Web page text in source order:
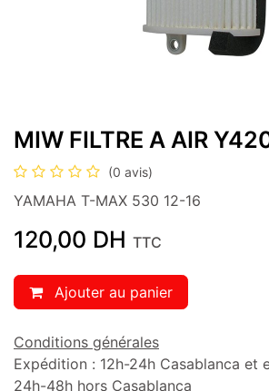
MIW FILTRE A
(0 avis)
YAMAHA T-MAX 530 12-16
120,00 DH TTC
Ajouter au panier
Conditions générales
Expédition : 12h-24h Casablanca et
24h-48h hors Casablanca